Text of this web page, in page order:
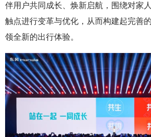
伴用户共同成长、焕新启航，围绕对家
触点进行变革与优化，从而构建起完善
领全新的出行体验。